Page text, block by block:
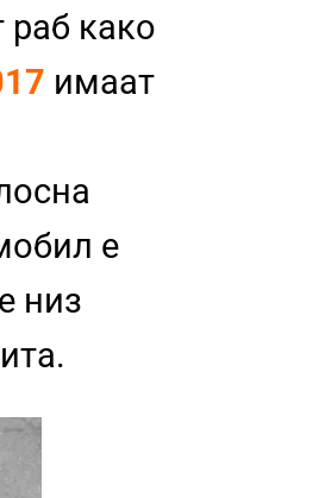
раб како
имаат
е
низ